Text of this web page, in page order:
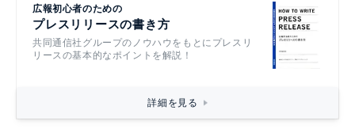
広報初心者のための
プレスリリースの書き方
共同通信社グループのノウハウをもとにプレスリ
リースの基本的なポイントを解説！
詳細を見る